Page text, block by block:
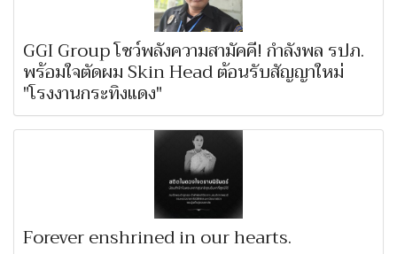
GGI Group โชว์พลังความสามัคคี! กำลังพล รปภ.
พร้อมใจตัดผม Skin Head ต้อนรับสัญญาใหม่
"โรงงานกระทิงแดง"
Forever enshrined in our hearts.